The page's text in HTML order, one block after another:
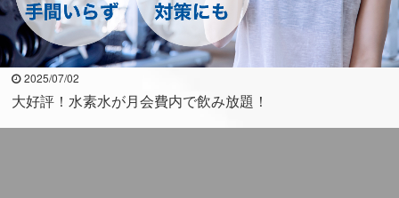
2025/07/02
大好評！水素水が月会費内で飲み放題！